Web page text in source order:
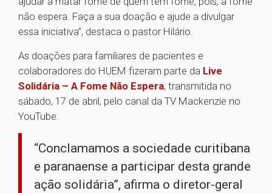
não espera. Faça a sua doação e ajude a divulgar
essa iniciativa”, destaca o pastor Hilário.
As doações para familiares de pacientes e
colaboradores do HUEM fizeram parte da Live
Solidária – A Fome Não Espera, transmitida no
sábado, 17 de abril, pelo canal da TV Mackenzie no
YouTube.
“Conclamamos a sociedade curitibana
e paranaense a participar desta grande
ação solidária”, afirma o diretor-geral